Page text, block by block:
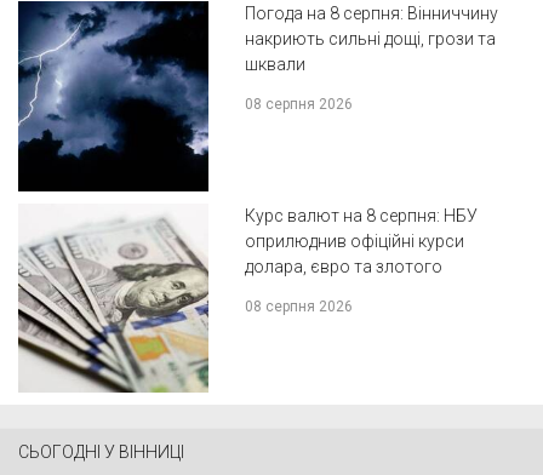
Погода на 8 серпня: Вінниччину
накриють сильні дощі, грози та
шквали
08 серпня 2026
Курс валют на 8 серпня: НБУ
оприлюднив офіційні курси
долара, євро та злотого
08 серпня 2026
СЬОГОДНІ У ВІННИЦІ